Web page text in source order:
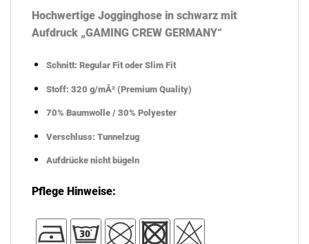
Hochwertige Jogginghose in schwarz mit
Aufdruck „GAMING CREW GERMANY“
Schnitt: Regular Fit oder Slim Fit
Stoff: 320 g/mÂ²(Premium Quality)
70% Baumwolle / 30% Polyester
Verschluss: Tunnelzug
Aufdrücke nicht bügeln
Pflege Hinweise: